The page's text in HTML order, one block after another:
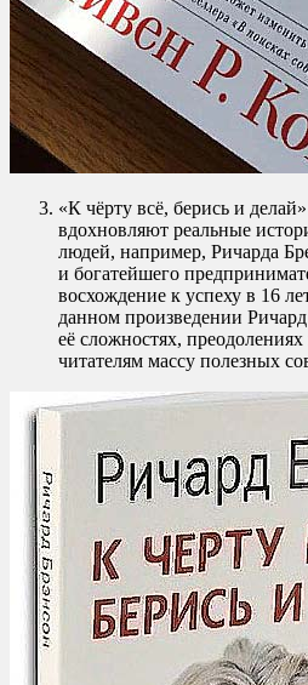
«К чёрту всё, берись и
вдохновляют реальные
людей, например, Ричарда
и богатейшего
восхождение к успеху в 16
данном произведении
её сложностях,
читателям массу полезных